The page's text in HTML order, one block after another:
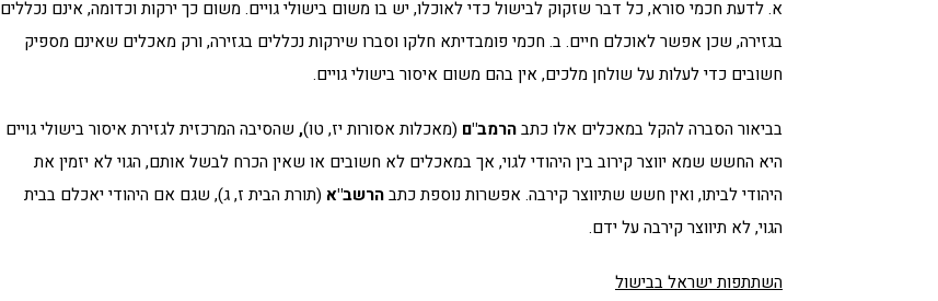
א. לדעת חכמי סורא, כל דבר שזקוק לבישול כדי לאוכלו, יש בו משום בישולי גויים. משום כך ירקות וכדומה, אינם נכללים
בגזירה, שכן אפשר לאוכלם חיים. ב. חכמי פומבדיתא חלקו וסברו שירקות נכללים בגזירה, ורק מאכלים שאינם מספיק
חשובים כדי לעלות על שולחן מלכים, אין בהם משום איסור בישולי גויים.
בביאור הסברה להקל במאכלים אלו כתבהרמב"ם (מאכלות אסורות יז, טו), שהסיבה המרכזית לגזירת איסור בישולי גויים
היא החשש שמא יווצר קירוב בין היהודי לגוי, אך במאכלים לא חשובים או שאין הכרח לבשל אותם, הגוי לא יזמין את
היהודי לביתו, ואין חשש שתיווצר קירבה. אפשרות נוספת כתבהרשב"א (תורת הבית ז, ג), שגם אם היהודי יאכלם בבית
הגוי, לא תיווצר קירבה על ידם.
השתתפות ישראל בבישול